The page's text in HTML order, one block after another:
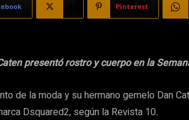
Pinterest
presentó rostro y cuerpo en la
de la moda y su hermano gemelo Dan
Dsquared2, según la Revista 10.